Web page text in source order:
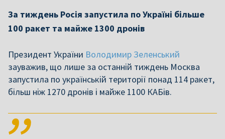
За тиждень Росія запустила по Україні більше
100 ракет та майже 1300 дронів
Президент України Володимир Зеленський
зауважив, що лише за останній тиждень Москва
запустила по українській території понад 114 ракет,
більш ніж 1270 дронів і майже 1100 КАБів.